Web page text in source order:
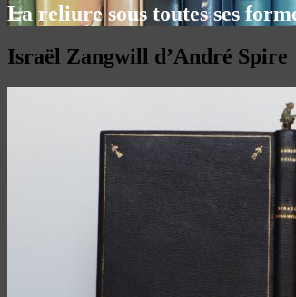
La reliure sous toutes ses
Israël Zangwill d’André Spire